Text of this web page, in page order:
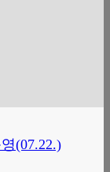
(07.22.)